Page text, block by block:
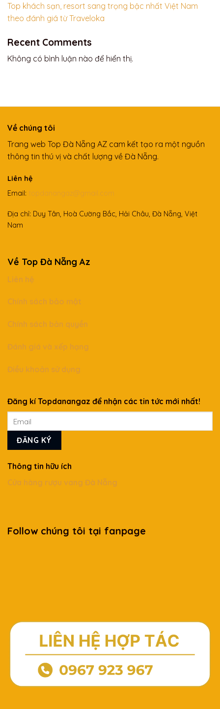
Top khách sạn, resort sang trọng bậc nhất Việt Nam
theo đánh giá từ Traveloka
Recent Comments
Không có bình luận nào để hiển thị.
Về chúng tôi
Trang web Top Đà Nẵng AZ cam kết tạo ra một nguồn
thông tin thú vị và chất lượng về Đà Nẵng.
Liên hệ
Email: topdanangaz@gmail.com
Địa chỉ: Duy Tân, Hoà Cường Bắc, Hải Châu, Đà Nẵng, Việt
Nam
Về Top Đà Nẵng Az
Liên hệ
Chính sách bảo mật
Chính sách bản quyền
Đánh giá và xếp hạng
Điều khoản sử dụng
Đăng kí Topdanangaz để nhận các tin tức mới nhất!
Thông tin hữu ích
Cửa hàng rượu vang Đà Nẵng
Follow chúng tôi tại fanpage